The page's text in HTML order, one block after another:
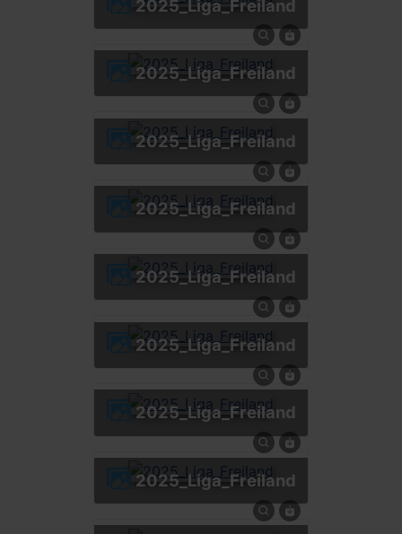
2025_Liga_Freiland
2025_Liga_Freiland
2025_Liga_Freiland
2025_Liga_Freiland
2025_Liga_Freiland
2025_Liga_Freiland
2025_Liga_Freiland
2025_Liga_Freiland